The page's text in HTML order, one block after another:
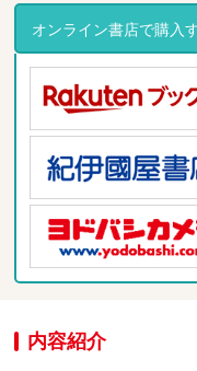
オンライン書店で購入
内容紹介